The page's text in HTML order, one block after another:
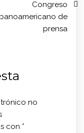
Congreso
de
prensa
no
con *